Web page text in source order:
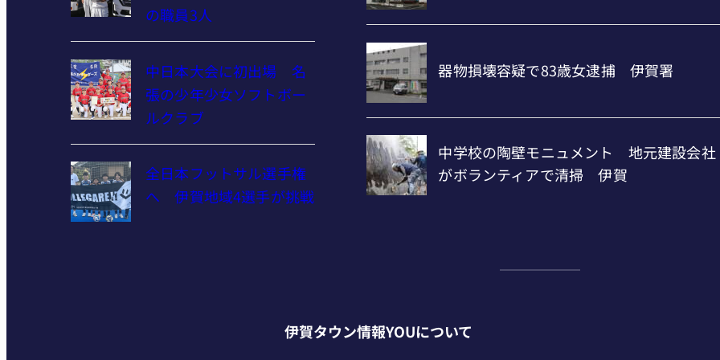
の職員3人
中日本大会に初出場 名
張の少年少女ソフトボー
ルクラブ
全日本フットサル選手権
へ 伊賀地域4選手が挑戦
伊賀タウン情報YOUについて